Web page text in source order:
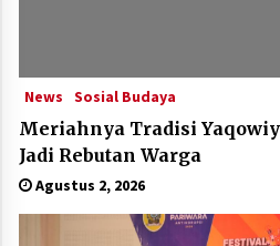
News Sosial Budaya
Meriahnya Tradisi
Jadi Rebutan Warga
Agustus 2, 2026